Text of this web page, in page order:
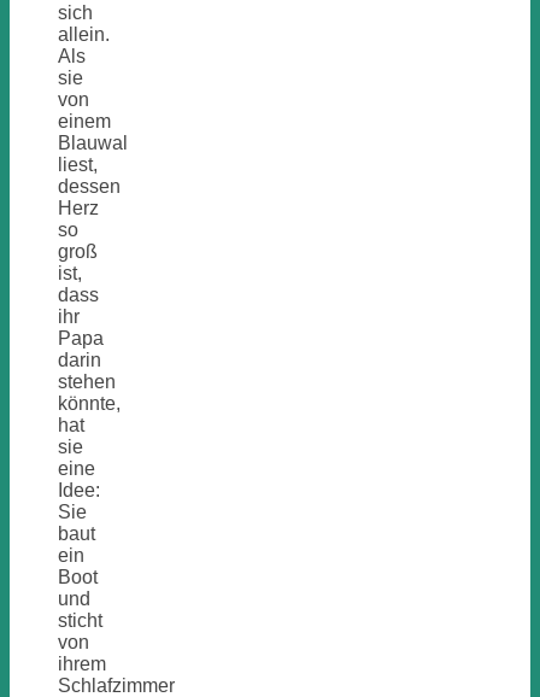
sich
allein.
Als
sie
von
einem
Blauwal
liest,
dessen
Herz
so
groß
ist,
dass
ihr
Papa
darin
stehen
könnte,
hat
sie
eine
Idee:
Sie
baut
ein
Boot
und
sticht
von
ihrem
Schlafzimmer